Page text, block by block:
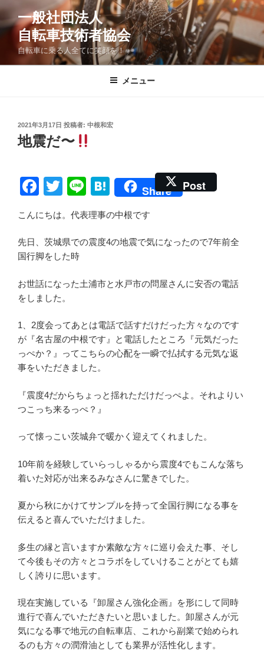
コ
ツ
一般社団法人
自転車技術者協会
自転車に乗る人全てに笑顔を！
メニュー
投
稿
日:
2021年3月17日 投稿者: 中根和宏
地震だ〜
F
c
e
b
o
o
k
T
tt
er
Li
e
H
at
e
n
Share Post
こんにちは。代表理事の中根です
先日、茨城県での震度4の地震で気になったので7年前全
国行脚をした時
お世話になった土浦市と水戸市の問屋さんに安否の電話
をしました。
1、2度会ってあとは電話で話すだけだった方々なのです
が『名古屋の中根です』と電話したところ『元気だった
っぺか？』ってこちらの心配を一瞬で払拭する元気な返
事をいただきました。
『震度4だからちょっと揺れただけだっぺよ。それよりい
つこっち来るっぺ？』
って懐っこい茨城弁で暖かく迎えてくれました。
10年前を経験していらっしゃるから震度4でもこんな落ち
着いた対応が出来るみなさんに驚きでした。
夏から秋にかけてサンプルを持って全国行脚になる事を
伝えると喜んでいただけました。
多生の縁と言いますか素敵な方々に巡り会えた事、そし
て今後もその方々とコラボをしていけることがとても嬉
しく誇りに思います。
現在実施している『卸屋さん強化企画』を形にして同時
進行で喜んでいただきたいと思いました。卸屋さんが元
気になる事で地元の自転車店、これから副業で始められ
るのも方々の潤滑油としても業界が活性化します。